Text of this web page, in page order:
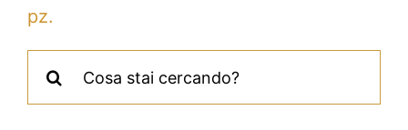
Assistenza tecnica
Fidelity
Blog
pz.
per: